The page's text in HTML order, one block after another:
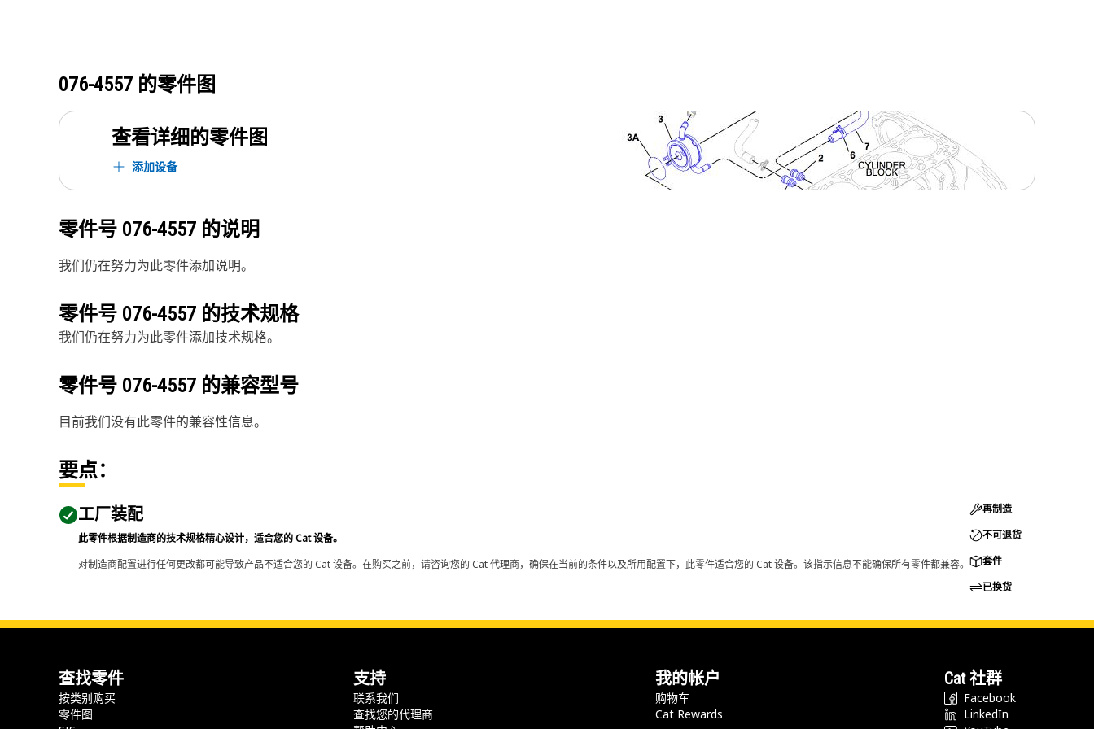
076-4557 的零件图
查看详细的零件图
添加设备
零件号 076-4557 的说明
我们仍在努力为此零件添加说明。
零件号 076-4557 的技术规格
我们仍在努力为此零件添加技术规格。
零件号 076-4557 的兼容型号
目前我们没有此零件的兼容性信息。
要点：
工厂装配
此零件根据制造商的技术规格精心设计，适合您的 Cat 设备。
对制造商配置进行任何更改都可能导致产品不适合您的 Cat 设备。在购买之前，请咨询您的 Cat 代理商，确保在当前的条件以及所用配置下，此零件适合您的 Cat 设备。该指示信息不能确保所有零件都兼容。
再制造
不可退货
套件
已换货
查找零件
按类别购买
零件图
支持
联系我们
查找您的代理商
我的帐户
购物车
Cat Rewards
Cat 社群
Facebook
LinkedIn